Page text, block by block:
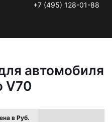
+7 (495) 128-01-88
автомобиля
V70
в Руб.